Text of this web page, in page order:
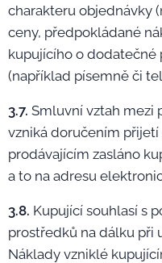
charakteru objednávky
ceny, předpokládané
kupujícího o dodatečné
(například písemně či
3.7. Smluvní vztah mezi
vzniká doručením
prodávajícím zasláno
a to na adresu
3.8. Kupující souhlasí s
prostředků na dálku při
Náklady vzniklé